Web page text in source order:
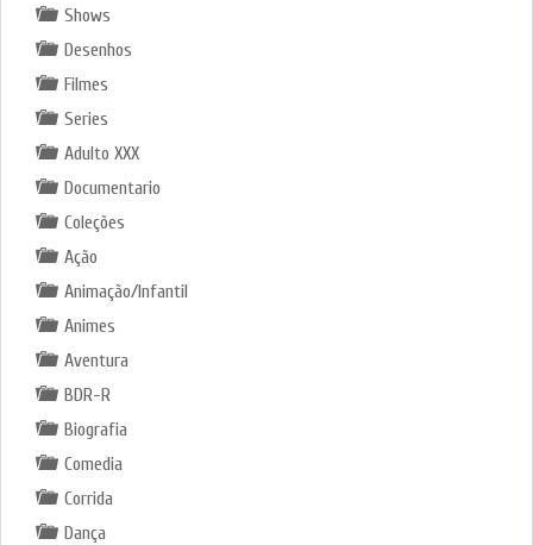
Shows
Desenhos
Filmes
Series
Adulto XXX
Documentario
Coleções
Ação
Animação/Infantil
Animes
Aventura
BDR-R
Biografia
Comedia
Corrida
Dança